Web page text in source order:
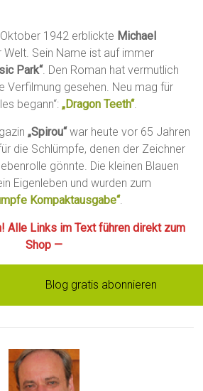
1942 erblickte Michael
Welt. Sein Name ist auf immer
Park“. Den Roman hat vermutlich
Verfilmung gesehen. Neu mag für
begann“:„Dragon Teeth“.
„Spirou“war heute vor 65 Jahren
die Schlümpfe, denen der Zeichner
gönnte. Die kleinen Blauen
Eigenleben und wurden zum
Kompaktausgabe“.
Alle Links im Text führen direkt zum
Shop —
Blog gratis abonnieren